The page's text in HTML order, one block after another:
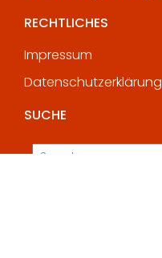
RECHTLICHES
Impressum
Datenschutzerklärung
SUCHE